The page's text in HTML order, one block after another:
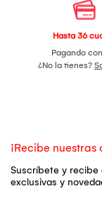
Hasta 36
Pagando
¿No la tienes?
¡Recibe
Suscríbete y recibe
exclusivas y